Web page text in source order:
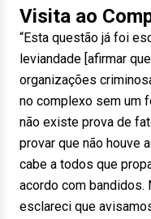
Visita ao
“Esta questão já foi
leviandade [afirmar
organizações
no complexo sem um
não existe prova de
provar que não houve
cabe a todos que
acordo com bandidos.
esclareci que